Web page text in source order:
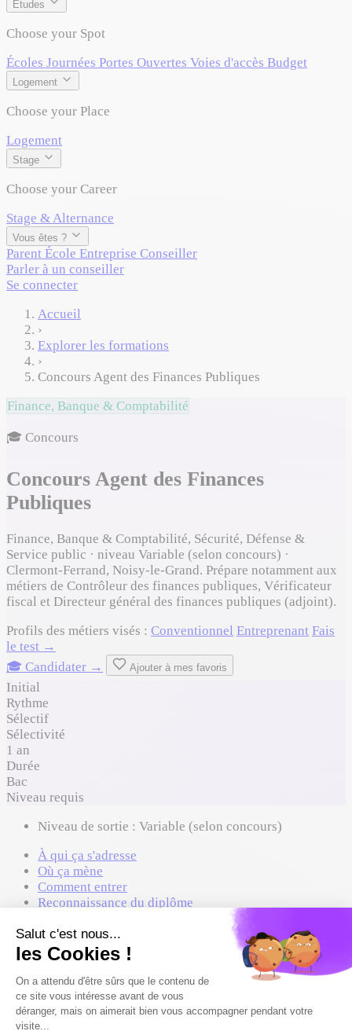
Études
Choose your Spot
Écoles Journées Portes Ouvertes Voies d'accès Budget
Logement
Choose your Place
Logement
Stage
Choose your Career
Stage & Alternance
Vous êtes ?
Parent École Entreprise Conseiller
Parler à un conseiller
Se connecter
Accueil
›
Explorer les formations
›
Concours Agent des Finances Publiques
Finance, Banque & Comptabilité
🎓 Concours
Concours Agent des Finances
Publiques
Finance, Banque & Comptabilité, Sécurité, Défense &
Service public · niveau Variable (selon concours) ·
Clermont-Ferrand, Noisy-le-Grand. Prépare notamment aux
métiers de Contrôleur des finances publiques, Vérificateur
fiscal et Directeur général des finances publiques (adjoint).
Profils des métiers visés : Conventionnel Entreprenant Fais
le test →
🎓 Candidater →
Ajouter à mes favoris
Initial
Rythme
Sélectif
Sélectivité
1 an
Durée
Bac
Niveau requis
Niveau de sortie : Variable (selon concours)
À qui ça s'adresse
Où ça mène
Comment entrer
Reconnaissance du diplôme
À qui ça s'adresse
Spécialités conseillées
HGGSP